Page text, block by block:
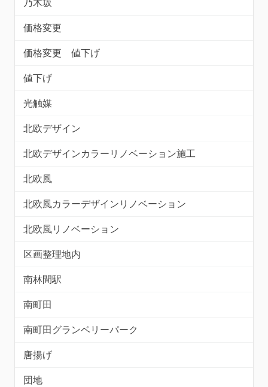
価格変更
価格変更 値下げ
値下げ
光触媒
北欧デザイン
北欧デザインカラーリノベーション施工
北欧風
北欧風カラーデザインリノベーション
北欧風リノベーション
区画整理地内
南林間駅
南町田
南町田グランベリーパーク
唐揚げ
団地